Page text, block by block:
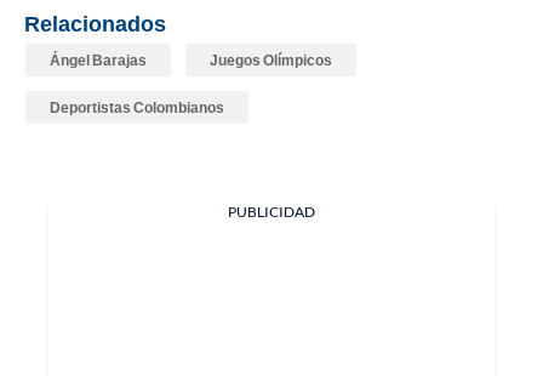
Relacionados
Ángel Barajas Juegos Olímpicos
Deportistas Colombianos
PUBLICIDAD